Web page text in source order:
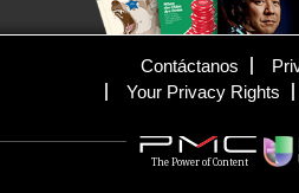
Contáctanos
Your Privacy Rights
The Power of Content